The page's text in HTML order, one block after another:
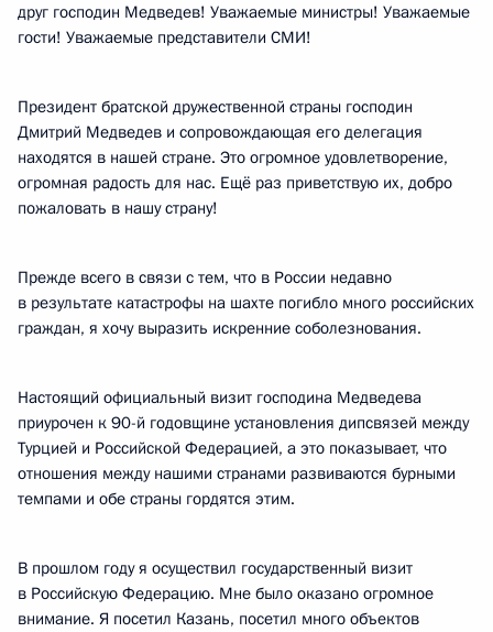
друг господин Медведев! Уважаемые министры! Уважаемые
гости! Уважаемые представители СМИ!
Президент братской дружественной страны господин
Дмитрий Медведев и сопровождающая его делегация
находятся в нашей стране. Это огромное удовлетворение,
огромная радость для нас. Ещё раз приветствую их, добро
пожаловать в нашу страну!
Прежде всего в связи с тем, что в России недавно
в результате катастрофы на шахте погибло много российских
граждан, я хочу выразить искренние соболезнования.
Настоящий официальный визит господина Медведева
приурочен к 90-й годовщине установления дипсвязей между
Турцией и Российской Федерацией, а это показывает, что
отношения между нашими странами развиваются бурными
темпами и обе страны гордятся этим.
В прошлом году я осуществил государственный визит
в Российскую Федерацию. Мне было оказано огромное
внимание. Я посетил Казань, посетил много объектов